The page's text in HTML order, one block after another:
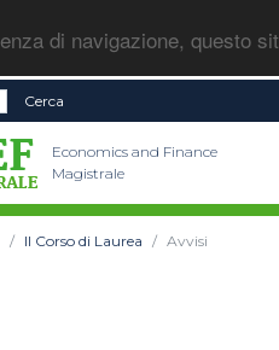
di navigazione, questo
Cerca
Economics and Finance
Magistrale
Il Corso di Laurea Avvisi